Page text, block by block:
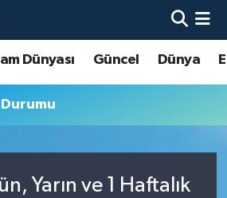
Dünyası Güncel Dünya
Yarın ve 1 Haftalık